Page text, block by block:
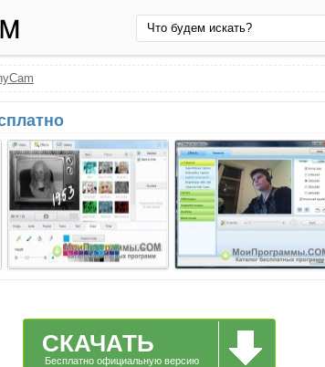
СКАЧАТЬ
Бесплатно официальную версию